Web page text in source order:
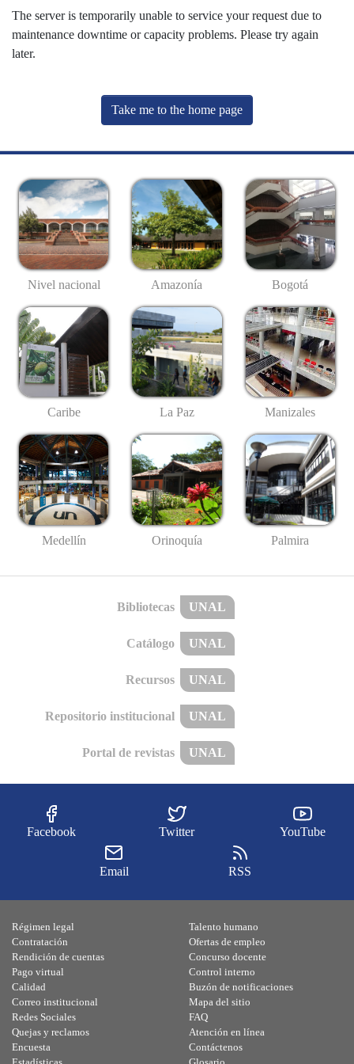
The server is temporarily unable to service your request due to
maintenance downtime or capacity problems. Please try again
later.
Take me to the home page
Nivel nacional Amazonía Bogotá
Caribe La Paz Manizales
Medellín Orinoquía Palmira
Bibliotecas UNAL
Catálogo UNAL
Recursos UNAL
Repositorio institucional UNAL
Portal de revistas UNAL
Facebook Twitter YouTube
Email RSS
Régimen legal
Contratación
Rendición de cuentas
Pago virtual
Calidad
Talento humano
Ofertas de empleo
Concurso docente
Control interno
Buzón de notificaciones
Correo institucional
Redes Sociales
Quejas y reclamos
Encuesta
Mapa del sitio
FAQ
Atención en línea
Contáctenos